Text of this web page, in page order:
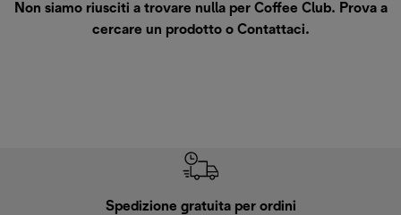
Non siamo riusciti a trovare nulla per Coffee Club. Prova a
cercare un prodotto o Contattaci.
Spedizione gratuita per ordini